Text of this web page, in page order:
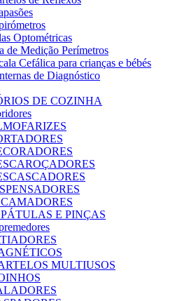
Optométricas
de Medição Perímetros
Cefálica para crianças e bébés
de Diagnóstico
DE COZINHA
E PINÇAS
MULTIUSOS